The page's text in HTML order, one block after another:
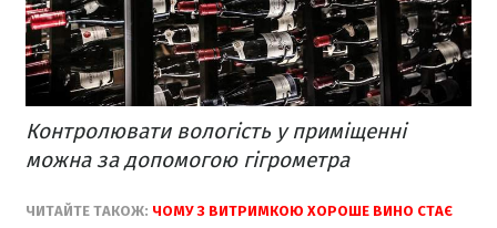
Контролювати вологість у приміщенні
можна за допомогою гігрометра
ЧИТАЙТЕ ТАКОЖ: ЧОМУ З ВИТРИМКОЮ ХОРОШЕ ВИНО СТАЄ